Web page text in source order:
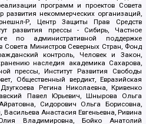
программ и проектов Совета
развития некоммерческих организаций,
Р, Центр Защиты Прав Средств
развития прессы - Сибирь, Частное
по административной поддержке
Совета Министров Северных Стран, Фонд
контроль, Человек и Закон,
наследия академика Сахарова,
прессы, Институт Развития Свободы
Общественный вердикт, Евразийская
Регина Николаевна, Кривенко
Павел Юрьевич, Шнырова Ольга
Сидорович Ольга Борисовна,
Васильева Анастасия Евгеньевна, Ривина
Владимировна, Бойко Анатолий